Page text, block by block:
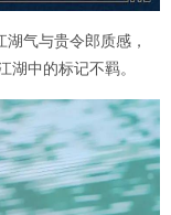
气与贵令郎质感，
湖中的标记不羁。